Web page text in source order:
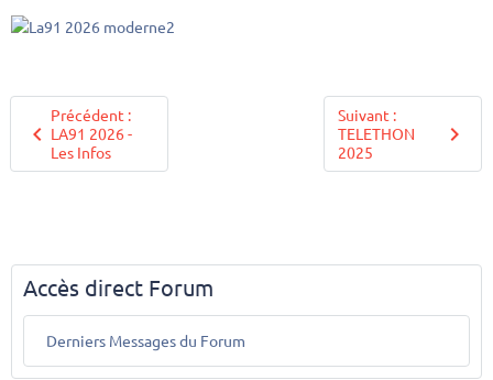
Précédent :
LA91 2026 -
Les Infos
Suivant :
TELETHON
2025
Accès direct Forum
Derniers Messages du Forum